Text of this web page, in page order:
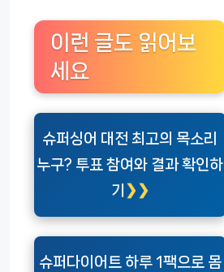
이런 글도 읽어보
세요
슈퍼싱어 대전 최고의 목소리
누구? 투표 참여와 결과 확인하
기
슈퍼다이어트 하루 1팩으로 몸